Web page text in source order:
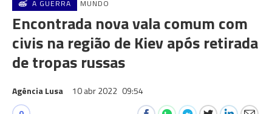
A GUERRA MUNDO
Encontrada nova vala comum com
civis na região de Kiev após retirada
de tropas russas
Agência Lusa 10 abr 2022 09:54